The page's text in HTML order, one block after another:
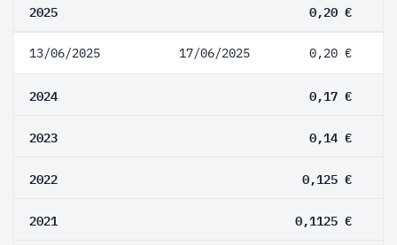
2025 0,20 €
13/06/2025 17/06/2025 0,20 €
2024 0,17 €
2023 0,14 €
2022 0,125 €
2021 0,1125 €